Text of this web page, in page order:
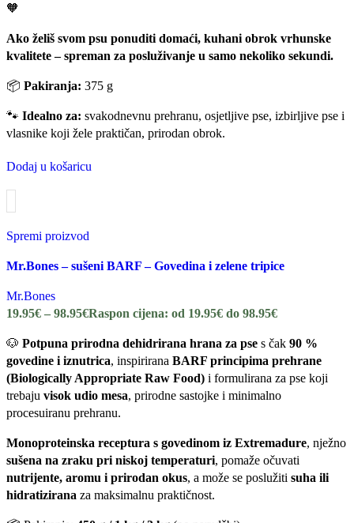
🧡
Ako želiš svom psu ponuditi domaći, kuhani obrok vrhunske
kvalitete – spreman za posluživanje u samo nekoliko sekundi.
📦 Pakiranja: 375 g
🐾 Idealno za: svakodnevnu prehranu, osjetljive pse, izbirljive pse i
vlasnike koji žele praktičan, prirodan obrok.
Dodaj u košaricu
Spremi proizvod
Mr.Bones – sušeni BARF – Govedina i zelene tripice
Mr.Bones
19.95€ – 98.95€Raspon cijena: od 19.95€ do 98.95€
🐶 Potpuna prirodna dehidrirana hrana za pse s čak 90 %
govedine i iznutrica, inspirirana BARF principima prehrane
(Biologically Appropriate Raw Food) i formulirana za pse koji
trebaju visok udio mesa, prirodne sastojke i minimalno
procesuiranu prehranu.
Monoproteinska receptura s govedinom iz Extremadure, nježno
sušena na zraku pri niskoj temperaturi, pomaže očuvati
nutrijente, aromu i prirodan okus, a može se poslužiti suha ili
hidratizirana za maksimalnu praktičnost.